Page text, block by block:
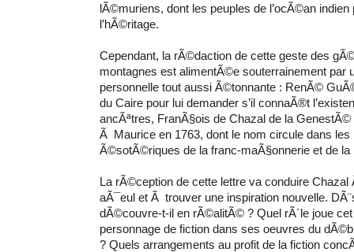
lÃ©muriens, dont les peuples de l’ocÃ©an indien
l’hÃ©ritage.
Cependant, la rÃ©daction de cette geste des
montagnes est alimentÃ©e souterrainement par
personnelle tout aussi Ã©tonnante : RenÃ©
du Caire pour lui demander s’il connaÃ®t
ancÃªtres, FranÃ§ois de Chazal de la
Ã Maurice en 1763, dont le nom circule dans les
Ã©sotÃ©riques de la franc-maÃ§onnerie et de la
La rÃ©ception de cette lettre va conduire
aÃ¯eul et Ã trouver une inspiration nouvelle.
dÃ©couvre-t-il en rÃ©alitÃ© ? Quel rÃ´le joue
personnage de fiction dans ses oeuvres du
? Quels arrangements au profit de la fiction